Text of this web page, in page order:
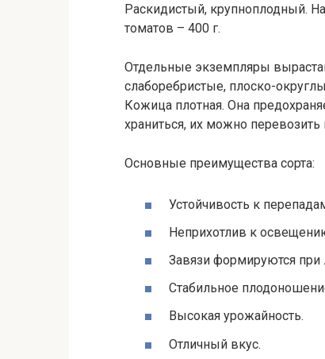
Раскидистый, крупноплодный.
томатов – 400 г.
Отдельные экземпляры
слаборебристые, плоско-
Кожица плотная. Она
храниться, их можно перевозить
Основные преимущества сорта:
Устойчивость к
Неприхотлив к
Завязи формируются
Стабильное
Высокая урожайность.
Отличный вкус.